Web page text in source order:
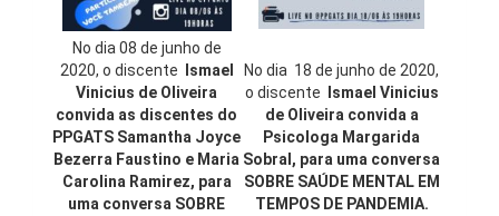
No dia 08 de junho de
2020, o discente
Ismael
Vinicius de Oliveira
convida as discentes do
PPGATS Samantha Joyce
Bezerra Faustino e Maria
Carolina Ramirez, para
uma conversa SOBRE
No dia 18 de junho de 2020,
o discente
Ismael Vinicius
de Oliveira convida a
Psicologa Margarida
Sobral, para uma conversa
SOBRE SAÚDE MENTAL EM
TEMPOS DE PANDEMIA.